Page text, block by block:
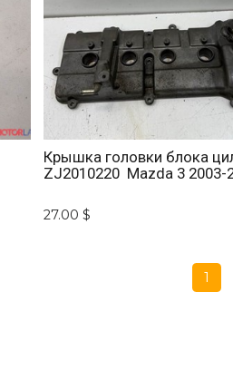
Крышка головки блока
ZJ2010220 Mazda 3 2003-
27.00 $
1